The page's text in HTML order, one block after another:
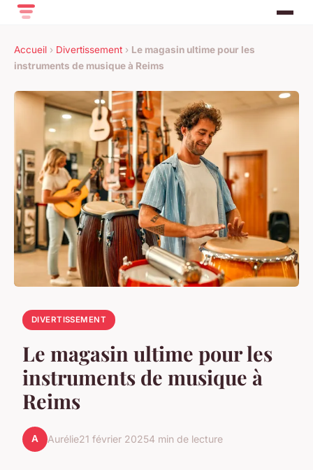
Accueil › Divertissement › Le magasin ultime pour les
instruments de musique à Reims
DIVERTISSEMENT
Le magasin ultime pour les
instruments de musique à
Reims
A Aurélie21 février 20254 min de lecture